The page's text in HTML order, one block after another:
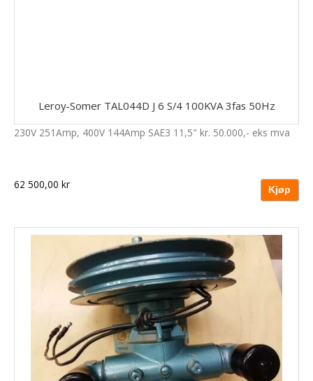
Leroy-Somer TAL044D J 6 S/4 100KVA 3fas 50Hz
230V 251Amp, 400V 144Amp SAE3 11,5" kr. 50.000,- eks mva
62 500,00 kr